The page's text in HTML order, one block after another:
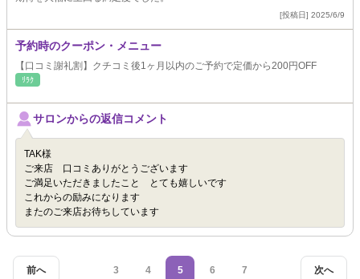
[投稿日] 2025/6/9
予約時のクーポン・メニュー
【口コミ謝礼割】クチコミ後1ヶ月以内のご予約で定価から200円OFF
ﾘﾗｸ
サロンからの返信コメント
TAK様
ご来店 口コミありがとうございます
ご満足いただきましたこと とても嬉しいです
これからの励みになります
またのご来店お待ちしています
前へ 次へ
3 4 5 6 7